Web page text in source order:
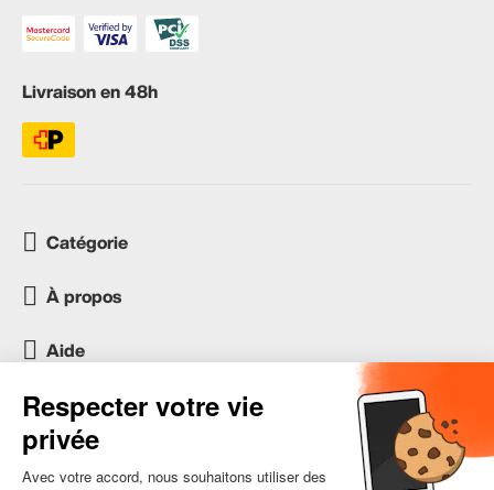
Livraison en 48h
Catégorie
À propos
Aide
Service client
occasion.migros.mobile@recommerce.com